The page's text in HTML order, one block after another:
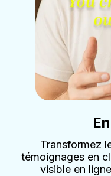
Transformez
témoignages en
visible en